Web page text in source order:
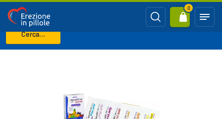
Cerca...
0
Benvenuto CIALIS generico (Tadalafil)